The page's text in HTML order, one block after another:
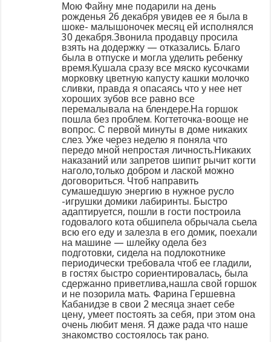
Мою Файну мне подарили на день
рожденья 26 декабря увидев ее я была в
шоке- малышоночек месяц ей исполнялся
30 декабря.Звонила продавцу просила
взять на додержку — отказались. Благо
была в отпуске и могла уделить ребенку
время.Кушала сразу все мяско кусочками
морковку цветную капусту кашки молочко
сливки, правда я опасаясь что у нее нет
хороших зубов все равно все
перемалывала на блендере.На горшок
пошла без проблем. Когтеточка-вооще не
вопрос. С первой минуты в доме никаких
слез. Уже через неделю я поняла что
передо мной непростая личность.Никаких
наказаний или запретов шипит рычит когти
наголо,только добром и лаской можно
договориться. Чтоб направить
сумашедшую энергию в нужное русло
-игрушки домики лабиринты. Быстро
адаптируется, пошли в гости построила
годовалого кота обшипела обрычала сьела
всю его еду и залезла в его домик, поехали
на машине — шлейку одела без
подготовки, сидела на подлокотнике
периодически требовала чтоб ее гладили,
в гостях быстро сориентировалась, была
сдержанно приветлива,нашла свой горшок
и не позорила мать. Фарина Гершевна
Кабанидзе в свои 2 месяца знает себе
цену, умеет постоять за себя, при этом она
очень любит меня. Я даже рада что наше
знакомство состоялось так рано.